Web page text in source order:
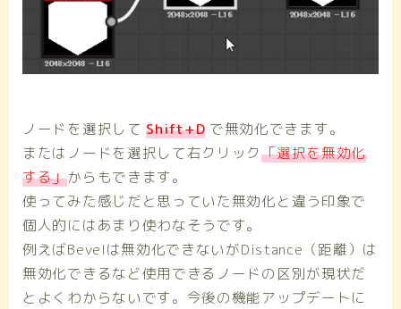
ノードを選択してShift+D で無効化できます。
またはノードを選択して右クリック「選択を無効化
する」からもできます。
使ってみた感じだと思っていた無効化と違う印象で
個人的にはあまり使わなそうです。
例えばBevelは無効化できないがDistance（距離）は
無効化できるなど使用できるノードの区別が現状だ
とよくわからないです。今後の機能アップデートに